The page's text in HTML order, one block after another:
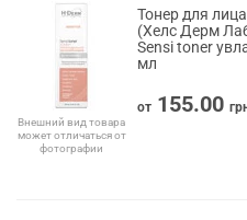
Внешний вид товара
может отличаться от
фотографии
Тонер для лица
(Хелс Дерм
Sensi toner
мл
от 155.00